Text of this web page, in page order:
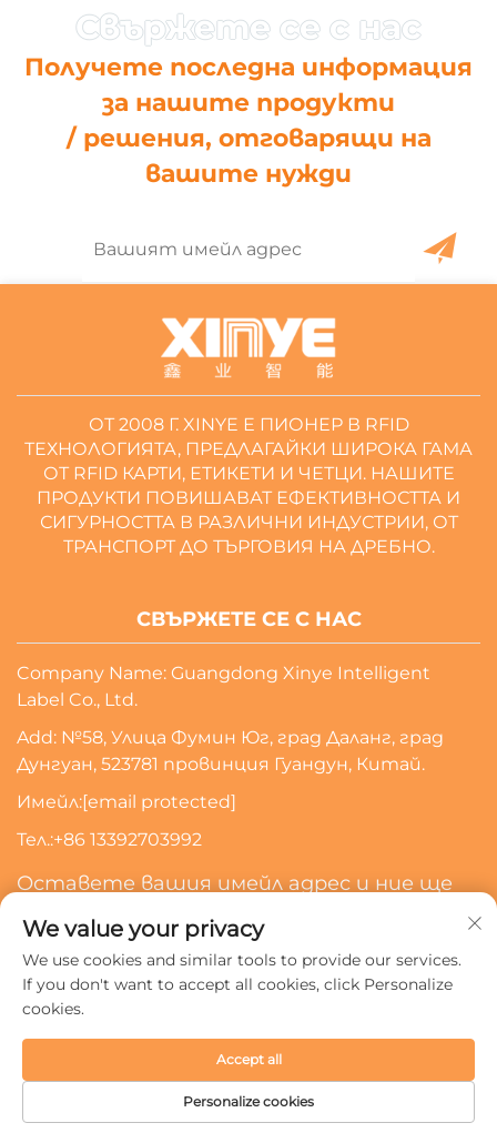
Получете последна информация
за нашите продукти
/ решения, отговарящи на
вашите нужди
ОТ 2008 Г. XINYE Е ПИОНЕР В RFID
ТЕХНОЛОГИЯТА, ПРЕДЛАГАЙКИ ШИРОКА ГАМА
ОТ RFID КАРТИ, ЕТИКЕТИ И ЧЕТЦИ. НАШИТЕ
ПРОДУКТИ ПОВИШАВАТ ЕФЕКТИВНОСТТА И
СИГУРНОСТТА В РАЗЛИЧНИ ИНДУСТРИИ, ОТ
ТРАНСПОРТ ДО ТЪРГОВИЯ НА ДРЕБНО.
СВЪРЖЕТЕ СЕ С НАС
Company Name: Guangdong Xinye Intelligent
Label Co., Ltd.
Add: №58, Улица Фумин Юг, град Даланг, град
Дунгуан, 523781 провинция Гуандун, Китай.
Имейл:[email protected]
Тел.:+86 13392703992
Оставете вашия имейл адрес и ние ще
Абонирайте Се
Политика за поверителност
We value your privacy
We use cookies and similar tools to provide our services.
If you don't want to accept all cookies, click Personalize
cookies.
Personalize cookies
Accept all